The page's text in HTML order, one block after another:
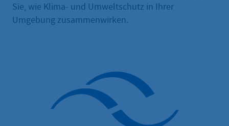
Sie, wie Klima- und Umweltschutz in Ihrer
Umgebung zusammenwirken.